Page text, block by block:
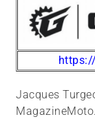
Jacques